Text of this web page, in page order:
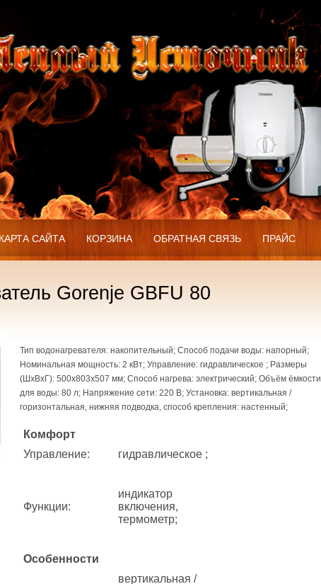
КАРТА САЙТА КОРЗИНА ОБРАТНАЯ СВЯЗЬ ПРАЙС
Gorenje GBFU 80
Тип водонагревателя: накопительный; Способ подачи воды: напорный;
Номинальная мощность: 2 кВт; Управление: гидравлическое ; Размеры
(ШхВхГ): 500x803x507 мм; Способ нагрева: электрический; Объём ёмкости
для воды: 80 л; Напряжение сети: 220 В; Установка: вертикальная /
горизонтальная, нижняя подводка, способ крепления: настенный;
Комфорт
Управление: гидравлическое ;
Функции:
индикатор
включения,
термометр;
Особенности
вертикальная /